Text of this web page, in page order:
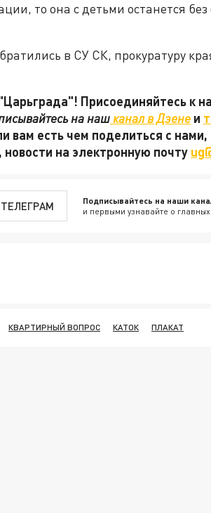
то она с детьми останется
в СУ СК, прокуратуру
Присоединяйтесь к
на нашканал в Дзене и
вам есть чем поделиться с
на электронную почту
ТЕЛЕГРАМ Подписывайтесь на наши
и первыми узнавайте о
КВАРТИРНЫЙ ВОПРОС КАТОК ПЛАКАТ